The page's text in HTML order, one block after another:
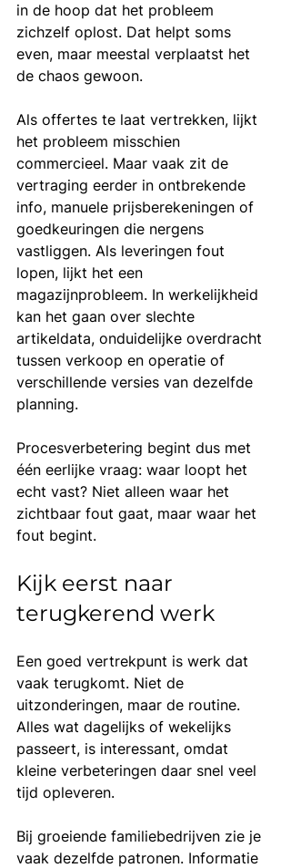
in de hoop dat het probleem
zichzelf oplost. Dat helpt soms
even, maar meestal verplaatst het
de chaos gewoon.
Als offertes te laat vertrekken, lijkt
het probleem misschien
commercieel. Maar vaak zit de
vertraging eerder in ontbrekende
info, manuele prijsberekeningen of
goedkeuringen die nergens
vastliggen. Als leveringen fout
lopen, lijkt het een
magazijnprobleem. In werkelijkheid
kan het gaan over slechte
artikeldata, onduidelijke overdracht
tussen verkoop en operatie of
verschillende versies van dezelfde
planning.
Procesverbetering begint dus met
één eerlijke vraag: waar loopt het
echt vast? Niet alleen waar het
zichtbaar fout gaat, maar waar het
fout begint.
Kijk eerst naar
terugkerend werk
Een goed vertrekpunt is werk dat
vaak terugkomt. Niet de
uitzonderingen, maar de routine.
Alles wat dagelijks of wekelijks
passeert, is interessant, omdat
kleine verbeteringen daar snel veel
tijd opleveren.
Bij groeiende familiebedrijven zie je
vaak dezelfde patronen. Informatie